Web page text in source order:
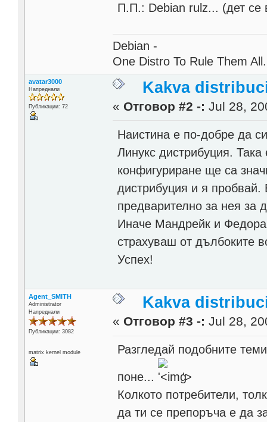
П.П.: Debian rulz... (дет се
Debian -
One Distro To Rule Them
avatar3000
Напреднали
Публикации: 72
Kakva
« Отговор #2 -: Jul 28,
Наистина е по-добре да
Линукс дистрибуция.
конфигуриране ще са
дистрибуция и я
предварително за нея за
Иначе Мандрейк и
страхуваш от дълбоките
Успех!
Agent_SMITH
Administrator
Напреднали
Публикации: 3082
matrix kernel module
Kakva
« Отговор #3 -: Jul 28,
Разгледай подобните
поне...
'>
Колкото потребители,
да ти се препоръча е да